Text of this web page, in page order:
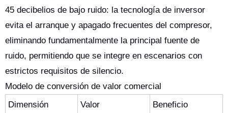
45 decibelios de bajo ruido: la tecnología de inversor
evita el arranque y apagado frecuentes del compresor,
eliminando fundamentalmente la principal fuente de
ruido, permitiendo que se integre en escenarios con
estrictos requisitos de silencio.
Modelo de conversión de valor comercial
Dimensión
Valor
Beneficio